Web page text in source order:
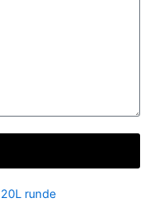
20L runde